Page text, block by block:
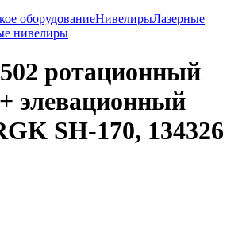
оборудованиеНивелирыЛазерные
нивелиры
ротационный
элевационный
SH-170, 134326